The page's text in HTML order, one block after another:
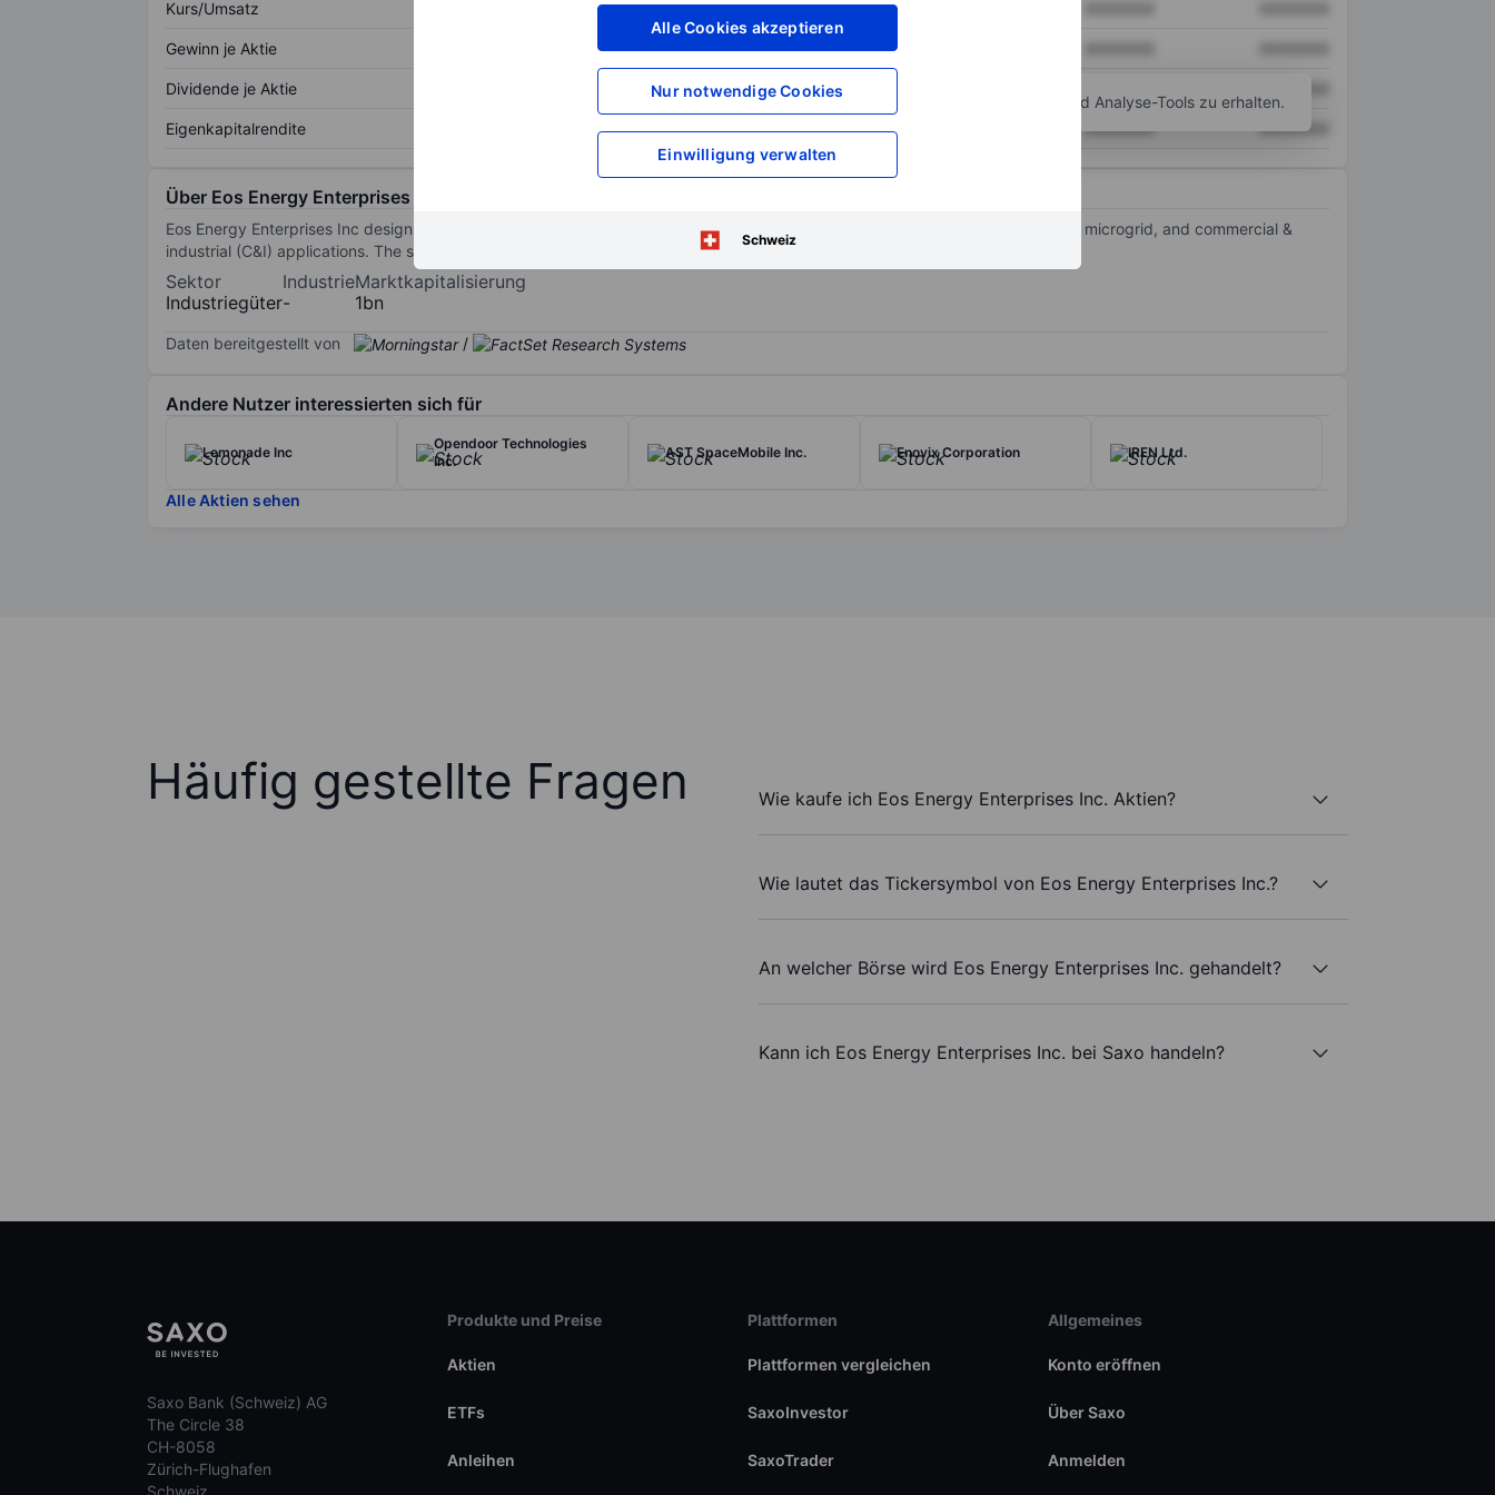
Alle Cookies akzeptieren
Nur notwendige Cookies
Einwilligung verwalten
Schweiz
Kurs/Umsatz XXXXXXX
Gewinn je Aktie XXXXXXX
Dividende je Aktie XXXXXXX
Eigenkapitalrendite XXXXXXX XXXXXXX XXXXXXX
Konto eröffnenum Zugriff auf mehr Diagramm- und Analyse-Tools zu erhalten.
Über Eos Energy Enterprises Inc.
Eos Energy Enterprises Inc designs develop, manufactures, and markets zinc-based energy storage solutions for utility-scale, microgrid, and commercial &
industrial (C&I) applications. The solutions are used in the utility sector, the renewable energy sector, and the industrial sector.
Sektor
Industriegüter
Industrie
-
Marktkapitalisierung
1bn
Daten bereitgestellt von /
Andere Nutzer interessierten sich für
Lemonade Inc
Opendoor Technologies
Inc.
AST SpaceMobile Inc. Enovix Corporation IREN Ltd.
Alle Aktien sehen
Häufig gestellte Fragen Wie kaufe ich Eos Energy Enterprises Inc. Aktien?
Wie lautet das Tickersymbol von Eos Energy Enterprises Inc.?
An welcher Börse wird Eos Energy Enterprises Inc. gehandelt?
Kann ich Eos Energy Enterprises Inc. bei Saxo handeln?
Saxo Bank (Schweiz) AG
The Circle 38
CH-8058
Zürich-Flughafen
Produkte und Preise
Aktien
ETFs
Anleihen
Plattformen
Plattformen vergleichen
SaxoInvestor
SaxoTrader
Allgemeines
Konto eröffnen
Über Saxo
Anmelden